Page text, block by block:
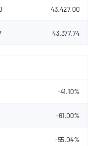
43.427,00
43.377,74
-41.10%
-61.00%
-55.04%